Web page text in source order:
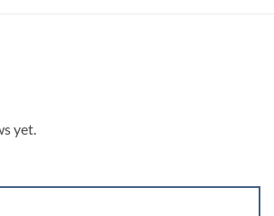
yet.